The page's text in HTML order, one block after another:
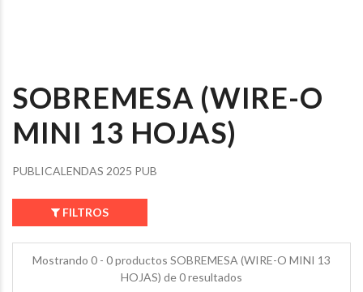
SOBREMESA (WIRE-O
MINI 13 HOJAS)
PUBLICALENDAS 2025 PUB
FILTROS
Mostrando 0 - 0 productos SOBREMESA (WIRE-O MINI 13
HOJAS) de 0 resultados